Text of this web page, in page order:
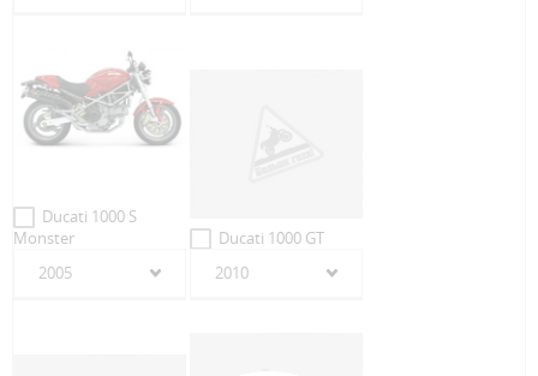
Ducati 1000 S
Monster
2005
Ducati 1000 GT
2010